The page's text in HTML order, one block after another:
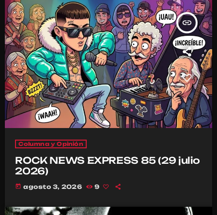
insert_link
Columna y Opinión
ROCK NEWS EXPRESS 85 (29 julio
2026)
today agosto 3, 2026 9